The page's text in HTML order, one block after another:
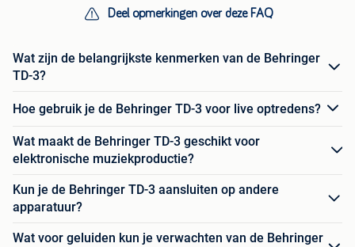
Deel opmerkingen over deze FAQ
Wat zijn de belangrijkste kenmerken van de Behringer
TD-3?
Hoe gebruik je de Behringer TD-3 voor live optredens?
Wat maakt de Behringer TD-3 geschikt voor
elektronische muziekproductie?
Kun je de Behringer TD-3 aansluiten op andere
apparatuur?
Wat voor geluiden kun je verwachten van de Behringer